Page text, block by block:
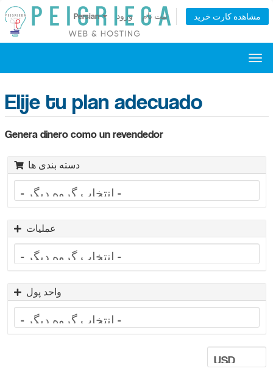
Persian ورود ثبت نام مشاهده کارت خرید
تغییر
Elije tu plan adecuado
Genera dinero como un revendedor
دسته بندی ها
عملیات
واحد پول